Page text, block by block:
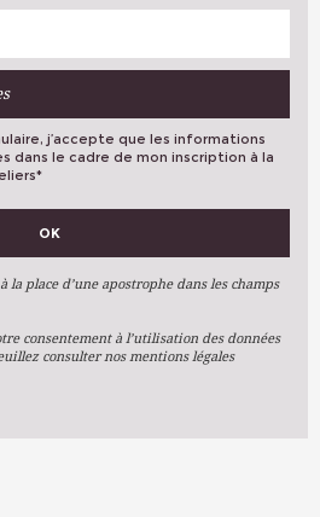
j’accepte que les informations
dans le cadre de mon inscription à la
*
OK
place d’une apostrophe dans les champs
consentement à l’utilisation des données
consulter nos mentions légales